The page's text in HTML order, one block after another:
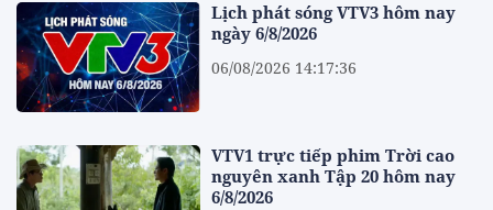
Lịch phát sóng VTV3 hôm nay
ngày 6/8/2026
06/08/2026 14:17:36
VTV1 trực tiếp phim Trời cao
nguyên xanh Tập 20 hôm nay
6/8/2026